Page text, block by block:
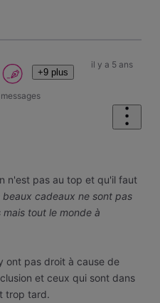
+9 plus
messages
il y a 5 ans
n'est pas au top et qu'il faut
beaux cadeaux ne sont pas
tout le monde à
ont pas droit à cause de
et ceux qui sont dans
trop tard.